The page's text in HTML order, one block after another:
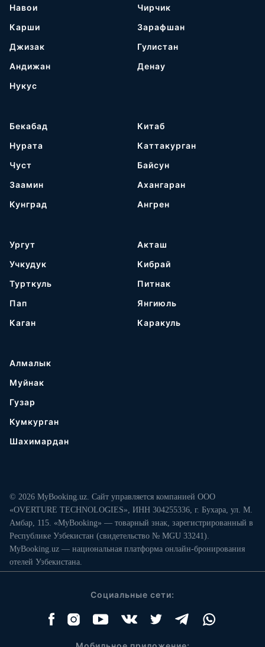
Навои
Карши
Джизак
Андижан
Нукус
Чирчик
Зарафшан
Гулистан
Денау
Бекабад
Нурата
Чуст
Заамин
Кунград
Китаб
Каттакурган
Байсун
Ахангаран
Ангрен
Ургут
Учкудук
Турткуль
Пап
Каган
Акташ
Кибрай
Питнак
Янгиюль
Каракуль
Алмалык
Муйнак
Гузар
Кумкурган
Шахимардан
© 2026 MyBooking.uz. Сайт управляется компанией ООО
«OVERTURE TECHNOLOGIES», ИНН 304255336, г. Бухара, ул. М.
Амбар, 115. «MyBooking» — товарный знак, зарегистрированный в
Республике Узбекистан (свидетельство № MGU 33241).
MyBooking.uz — национальная платформа онлайн-бронирования
отелей Узбекистана.
Социальные сети: